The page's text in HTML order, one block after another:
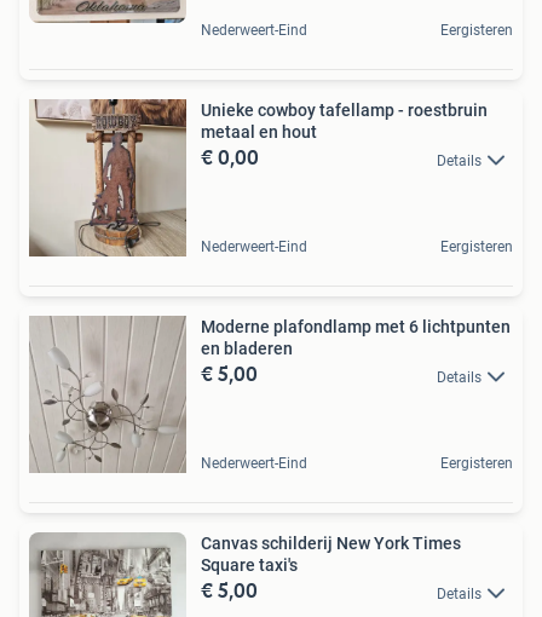
Nederweert-Eind Eergisteren
Unieke cowboy tafellamp - roestbruin
metaal en hout
€ 0,00 Details
Nederweert-Eind Eergisteren
Moderne plafondlamp met 6 lichtpunten
en bladeren
€ 5,00 Details
Nederweert-Eind Eergisteren
Canvas schilderij New York Times
Square taxi's
€ 5,00 Details